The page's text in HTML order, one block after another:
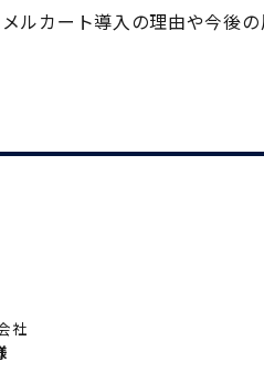
ルカート導入の理由や今後
社